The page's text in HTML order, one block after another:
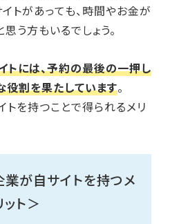
トがあっても、時間やお金が
う方もいるでしょう。
トには、予約の最後の一押し
役割を果たしています。
トを持つことで得られるメリ
が自サイトを持つメ
ット＞